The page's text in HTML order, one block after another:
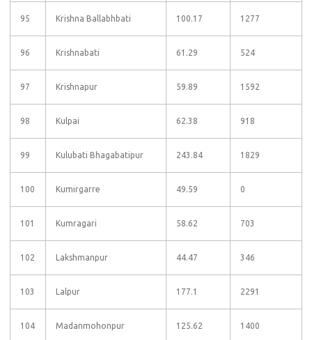
95 Krishna Ballabhbati 100.17 1277
96 Krishnabati 61.29 524
97 Krishnapur 59.89 1592
98 Kulpai 62.38 918
99 Kulubati Bhagabatipur 243.84 1829
100 Kumirgarre 49.59 0
101 Kumragari 58.62 703
102 Lakshmanpur 44.47 346
103 Lalpur 177.1 2291
104 Madanmohonpur 125.62 1400